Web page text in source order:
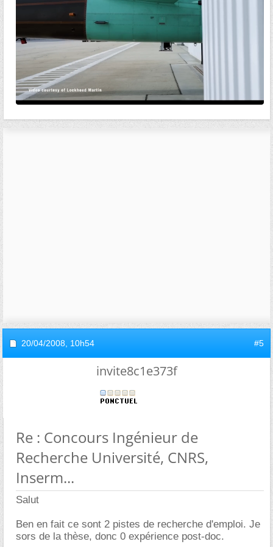
20/04/2008, 10h54 #5
invite8c1e373f
Re : Concours Ingénieur de
Recherche Université, CNRS,
Inserm...
Salut
Ben en fait ce sont 2 pistes de recherche d'emploi. Je
sors de la thèse, donc 0 expérience post-doc.